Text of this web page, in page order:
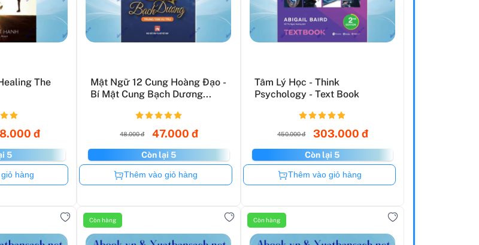
The
đ
5
hàng
Mật Ngữ 12 Cung Hoàng Đạo -
Bí Mật Cung Bạch Dương...
48.000 đ 47.000 đ
Còn lại 5
Còn hàng
Thêm vào giỏ hàng
Tâm Lý Học - Think
Psychology - Text Book
450.000 đ 303.000 đ
Còn lại 5
Còn hàng
Thêm vào giỏ hàng
Còn hàng Còn hàng